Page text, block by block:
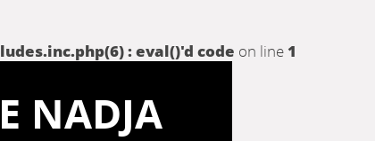
: eval()'d code on line 1
NADJA